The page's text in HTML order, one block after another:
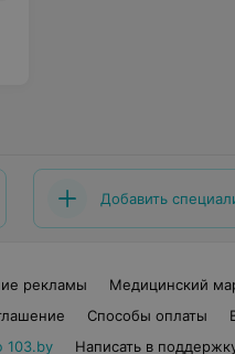
Добавить
рекламы
Медицинский
Способы оплаты
103.by Написать в